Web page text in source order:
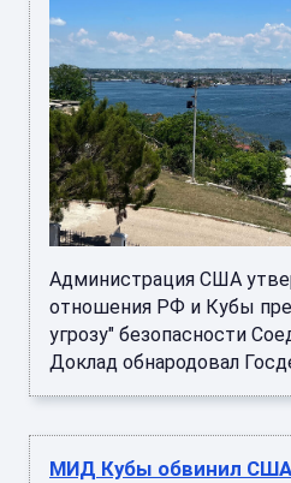
Администрация США
отношения РФ и Кубы
угрозу" безопасности
Доклад обнародовал
МИД Кубы обвинил США